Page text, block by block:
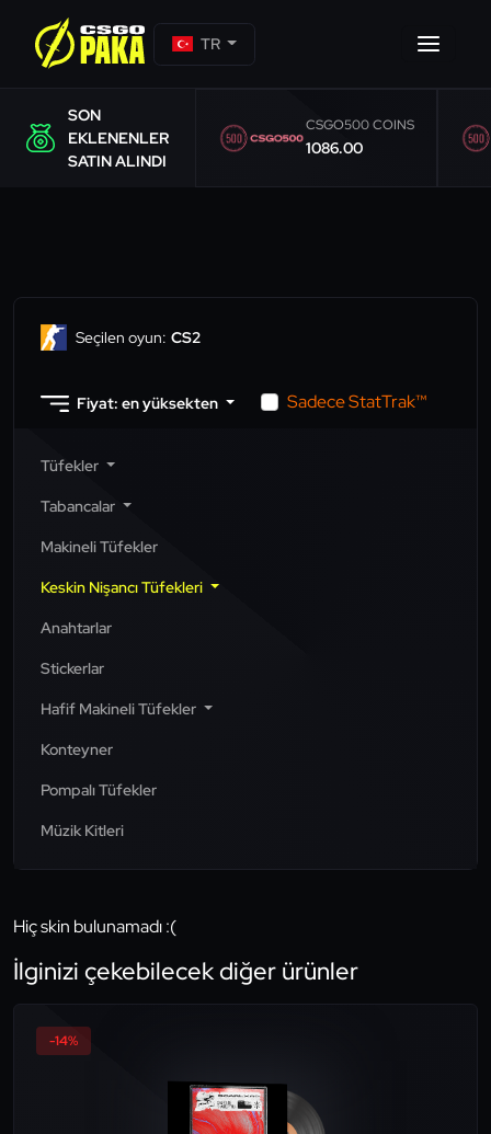
TR
SON
EKLENENLER
SATIN ALINDI
CSGO500 COINS
1086.00
Seçilen oyun: CS2
Fiyat: en yüksekten Sadece StatTrak™
Tüfekler
Tabancalar
Makineli Tüfekler
Keskin Nişancı Tüfekleri
Anahtarlar
Stickerlar
Hafif Makineli Tüfekler
Konteyner
Pompalı Tüfekler
Müzik Kitleri
Hiç skin bulunamadı :(
İlginizi çekebilecek diğer ürünler
-14%